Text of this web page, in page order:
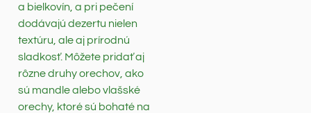
a bielkovín, a pri pečení
dodávajú dezertu nielen
textúru, ale aj prírodnú
sladkosť. Môžete pridať aj
rôzne druhy orechov, ako
sú mandle alebo vlašské
orechy, ktoré sú bohaté na